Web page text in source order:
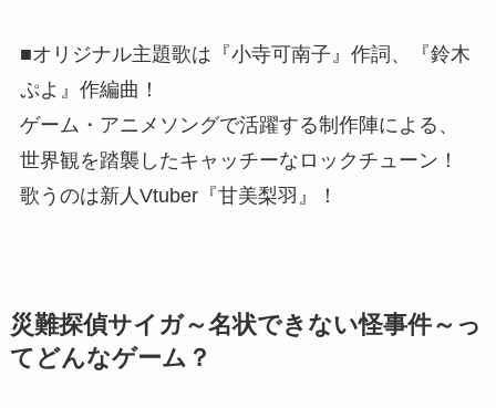
■オリジナル主題歌は『小寺可南子』作詞、『鈴木
ぷよ』作編曲！
ゲーム・アニメソングで活躍する制作陣による、
世界観を踏襲したキャッチーなロックチューン！
歌うのは新人Vtuber『甘美梨羽』！
災難探偵サイガ～名状できない怪事件～っ
てどんなゲーム？